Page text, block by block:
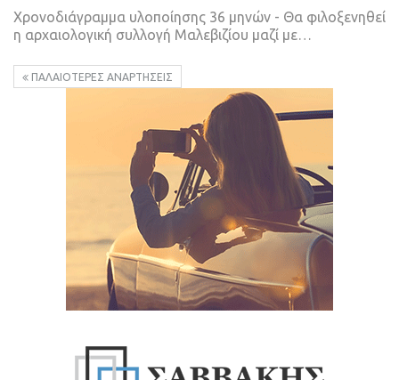
Χρονοδιάγραμμα υλοποίησης 36 μηνών - Θα φιλοξενηθεί
η αρχαιολογική συλλογή Μαλεβιζίου μαζί με
ΠΑΛΑΙΌΤΕΡΕΣ ΑΝΑΡΤΉΣΕΙΣ